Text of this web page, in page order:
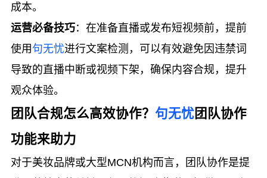
成本。
运营必备技巧：在准备直播或发布短视频前，提前
使用句无忧进行文案检测，可以有效避免因违禁词
导致的直播中断或视频下架，确保内容合规，提升
观众体验。
团队合规怎么高效协作？ 句无忧团队协作
功能来助力
对于美妆品牌或大型MCN机构而言，团队协作是提